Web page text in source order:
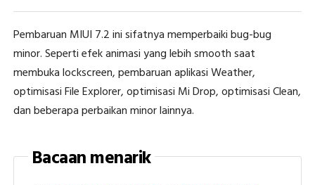
Pembaruan MIUI 7.2 ini sifatnya memperbaiki bug-bug
minor. Seperti efek animasi yang lebih smooth saat
membuka lockscreen, pembaruan aplikasi Weather,
optimisasi File Explorer, optimisasi Mi Drop, optimisasi Clean,
dan beberapa perbaikan minor lainnya.
Bacaan menarik